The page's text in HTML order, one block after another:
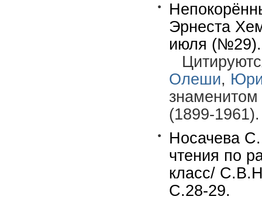
Эрнеста
июля
Олеши,
(1899-1961).
Носачева
чтения по
класс/
С.28-29.